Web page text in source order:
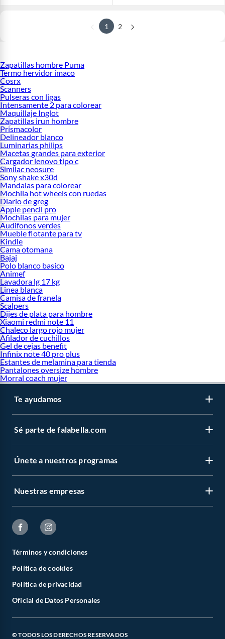
1 2
Zapatillas hombre Puma
Termo hervidor imaco
Cosrx
Scanners
Pulseras con ligas
Intensamente 2 para colorear
Maquillaje Inglot
Zapatillas irun hombre
Prismacolor
Delineador blanco
Luminarias philips
Macetas grandes para exterior
Cargador lenovo tipo c
Similac neosure
Sony shake x30d
Mandalas para colorear
Mochila hot wheels con ruedas
Diario de greg
Apple pencil pro
Mochilas para mujer
Audifonos verdes
Mueble flotante para tv
Kindle
Cama otomana
Bajaj
Polo blanco basico
Animef
Lavadora lg 17 kg
Linea blanca
Camisa de franela
Scalpers
Dijes de plata para hombre
Xiaomi redmi note 11
Chaleco largo rojo mujer
Afilador de cuchillos
Gel de cejas benefit
Infinix note 40 pro plus
Estantes de melamina para tienda
Pantalones oversize hombre
Morral coach mujer
Te ayudamos
Sé parte de falabella.com
Únete a nuestros programas
Nuestras empresas
Términos y condiciones
Política de cookies
Política de privacidad
Oficial de Datos Personales
© TODOS LOS DERECHOS RESERVADOS